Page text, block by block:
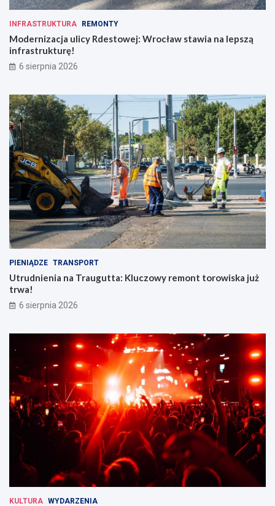
INFRASTRUKTURA REMONTY
Modernizacja ulicy Rdestowej: Wrocław stawia na lepszą
infrastrukturę!
6 sierpnia 2026
PIENIĄDZE TRANSPORT
Utrudnienia na Traugutta: Kluczowy remont torowiska już
trwa!
6 sierpnia 2026
KULTURA WYDARZENIA